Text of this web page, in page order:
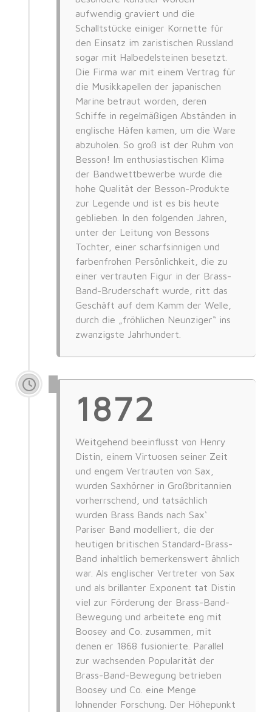
aufwendig graviert und die
Schalltstücke einiger Kornette für
den Einsatz im zaristischen Russland
sogar mit Halbedelsteinen besetzt.
Die Firma war mit einem Vertrag für
die Musikkapellen der japanischen
Marine betraut worden, deren
Schiffe in regelmäßigen Abständen in
englische Häfen kamen, um die Ware
abzuholen. So groß ist der Ruhm von
Besson! Im enthusiastischen Klima
der Bandwettbewerbe wurde die
hohe Qualität der Besson-Produkte
zur Legende und ist es bis heute
geblieben. In den folgenden Jahren,
unter der Leitung von Bessons
Tochter, einer scharfsinnigen und
farbenfrohen Persönlichkeit, die zu
einer vertrauten Figur in der Brass-
Band-Bruderschaft wurde, ritt das
Geschäft auf dem Kamm der Welle,
durch die „fröhlichen Neunziger“ ins
zwanzigste Jahrhundert.
1872
Weitgehend beeinflusst von Henry
Distin, einem Virtuosen seiner Zeit
und engem Vertrauten von Sax,
wurden Saxhörner in Großbritannien
vorherrschend, und tatsächlich
wurden Brass Bands nach Sax‘
Pariser Band modelliert, die der
heutigen britischen Standard-Brass-
Band inhaltlich bemerkenswert ähnlich
war. Als englischer Vertreter von Sax
und als brillanter Exponent tat Distin
viel zur Förderung der Brass-Band-
Bewegung und arbeitete eng mit
Boosey and Co. zusammen, mit
denen er 1868 fusionierte. Parallel
zur wachsenden Popularität der
Brass-Band-Bewegung betrieben
Boosey und Co. eine Menge
lohnender Forschung. Der Höhepunkt